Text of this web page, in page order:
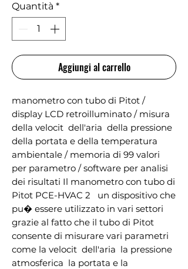
Quantità *
Aggiungi al carrello
manometro con tubo di Pitot /
display LCD retroilluminato / misura
della velocit  dell'aria  della pressione
della portata e della temperatura
ambientale / memoria di 99 valori
per parametro / software per analisi
dei risultati Il manometro con tubo di
Pitot PCE-HVAC 2   un dispositivo che
pu� essere utilizzato in vari settori
grazie al fatto che il tubo di Pitot
consente di misurare vari parametri
come la velocit  dell'aria  la pressione
atmosferica  la portata e la